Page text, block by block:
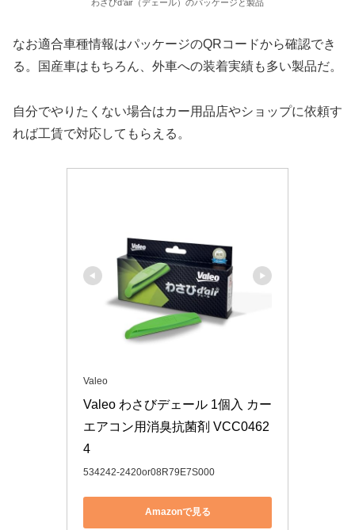
わさびd’air（デェール）のパッケージと製品
なお適合車種情報はパッケージのQRコードから確認でき
る。国産車はもちろん、外車への装着実績も多い製品だ。
自分でやりたくない場合はカー用品店やショップに依頼す
れば工賃で対応してもらえる。
Valeo
Valeo わさびデェール 1個入 カー
エアコン用消臭抗菌剤 VCC0462
4
534242-2420or08R79E7S000
Amazonで見る